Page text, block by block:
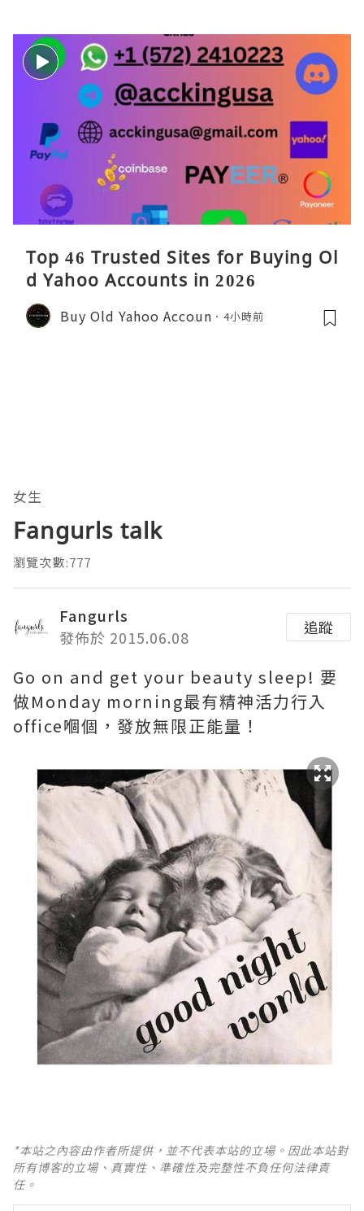
Top 46 Trusted Sites for Buying Ol
d Yahoo Accounts in 2026
Buy Old Yahoo Accoun 4小時前
女生
Fangurls talk
瀏覽次數:777
Fangurls
發佈於 2015.06.08
追蹤
Go on and get your beauty sleep! 要
做Monday morning最有精神活力行入
office嗰個，發放無限正能量！
*本站之內容由作者所提供，並不代表本站的立場。因此本站對
所有博客的立場、真實性、準確性及完整性不負任何法律責
任。